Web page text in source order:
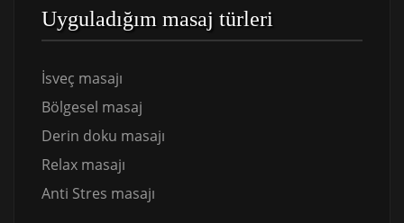
Uyguladığım masaj türleri
İsveç masajı
Bölgesel masaj
Derin doku masajı
Relax masajı
Anti Stres masajı